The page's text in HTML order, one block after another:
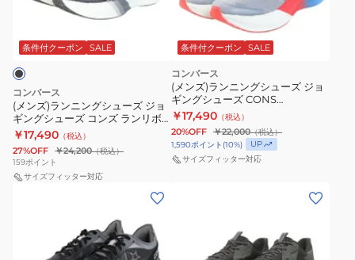
レ
ッ
ド/
ブ
ル
ー
ン
ズ
ラ
ン
ス
ラ
ッ
シ
ズ
ン
ズ
ラ
ン
リ
ボ
ル
グ
シ
ュ
ー
ズ
ジ
ョ
ギ
条件付クーポン SALE
コンバース
(メンズ)ランニングシューズ ジョ
ギングシューズ コンズ ランリボ
ルヴ 3itsuka 33600012
￥17,490 （税込）
27%OFF ￥24,200（税込）
159ポイント
サイズフィッター対応
条件付クーポン SALE
コンバース
(メンズ)ランニングシューズ ジョ
ギングシューズ CONS
RUNREVOLVE 33600020
￥17,490 （税込）
20%OFF ￥22,000（税込）
1,590ポイント (10%)
UP
サイズフィッター対応